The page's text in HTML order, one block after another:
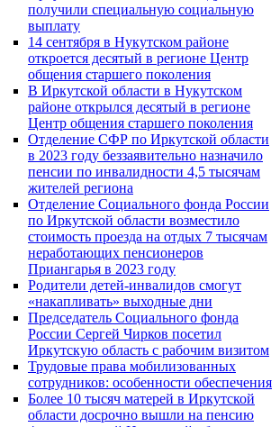
получили специальную социальную
выплату
14 сентября в Нукутском районе
откроется десятый в регионе Центр
общения старшего поколения
В Иркутской области в Нукутском
районе открылся десятый в регионе
Центр общения старшего поколения
Отделение СФР по Иркутской области
в 2023 году беззаявительно назначило
пенсии по инвалидности 4,5 тысячам
жителей региона
Отделение Социального фонда России
по Иркутской области возместило
стоимость проезда на отдых 7 тысячам
неработающих пенсионеров
Приангарья в 2023 году
Родители детей-инвалидов смогут
«накапливать» выходные дни
Председатель Социального фонда
России Сергей Чирков посетил
Иркутскую область с рабочим визитом
Трудовые права мобилизованных
сотрудников: особенности обеспечения
Более 10 тысяч матерей в Иркутской
области досрочно вышли на пенсию